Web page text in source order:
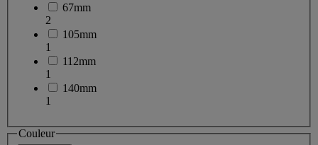
67mm
2
105mm
1
112mm
1
140mm
1
Couleur